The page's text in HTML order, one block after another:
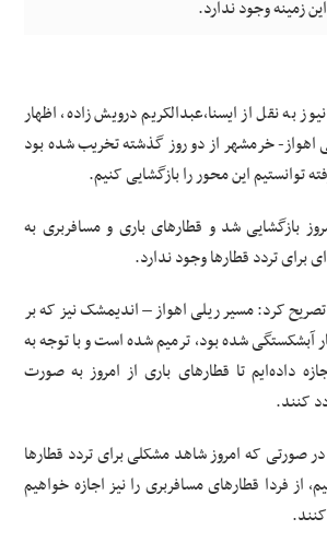
زمینه وجود ندارد.
به نقل از ایسنا،عبدالکریم درویش زاده، اظهار
خرمشهر از دو روز گذشته تخریب شده بود
توانستیم این محور را بازگشایی کنیم.
بازگشایی شد و قطارهای باری و مسافربری به
برای تردد قطارها وجود ندارد.
کرد: مسیر ریلی اهواز – اندیمشک نیز که بر
آبشکستگیشده بود، ترمیم شده است و با توجه به
داده‌ایم تا قطارهای باری از امروز به صورت
کنند.
صورتی که امروز شاهد مشکلی برای تردد قطارها
از فردا قطارهای مسافربری را نیز اجازه خواهیم